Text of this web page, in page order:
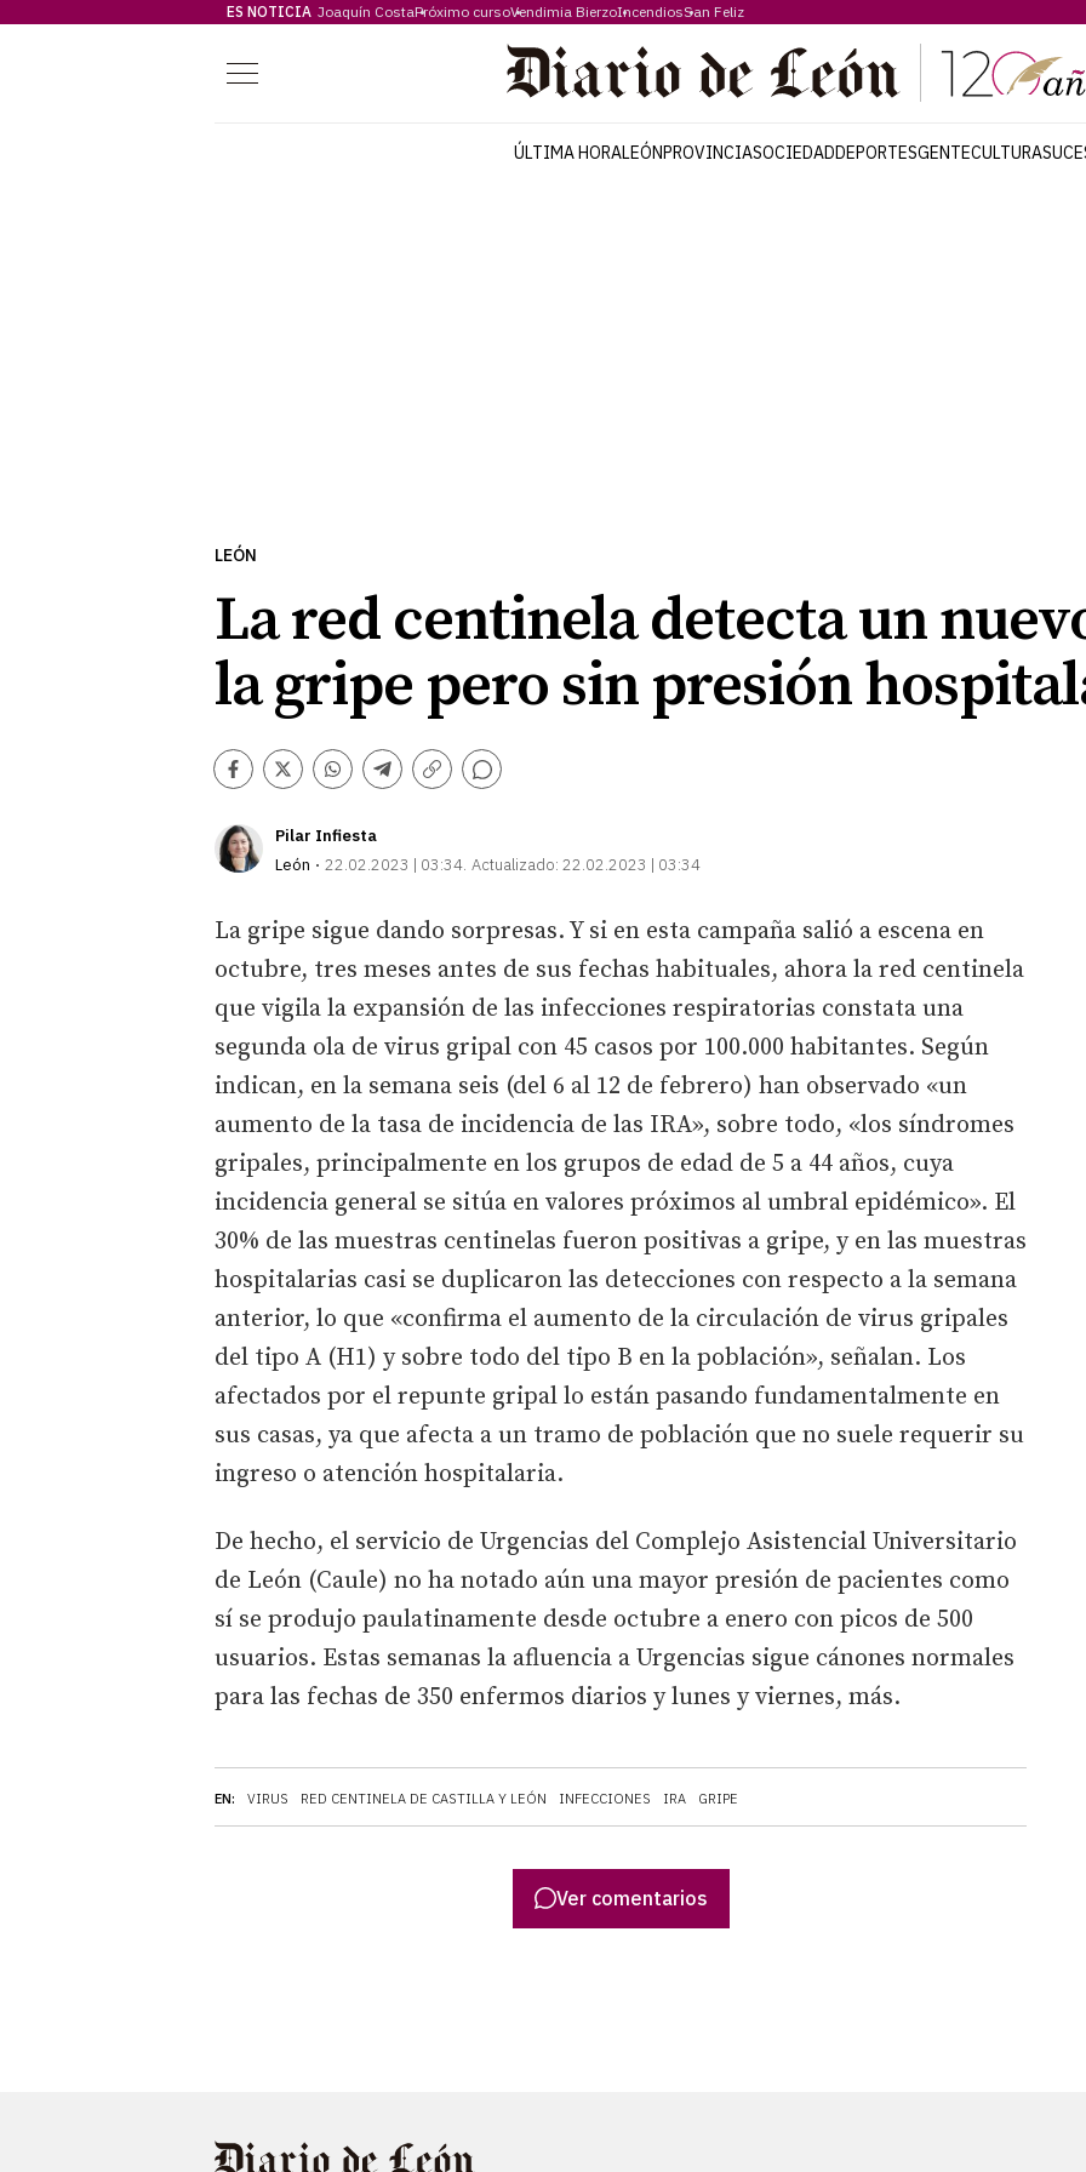
ES NOTICIA Joaquín CostaPróximo cursoVendimia BierzoIncendiosSan Feliz
Menú
ÚLTIMA HORALEÓNPROVINCIASOCIEDADDEPORTESGENTECULTURA
LEÓN
La red centinela detecta un
la gripe pero sin presión
Facebook
TwitterWhatsapp
Telegram
Copiar
Comentarios
Pilar Infiesta
León
22.02.2023 | 03:34 Actualizado: 22.02.2023 | 03:34
EN: VIRUS RED CENTINELA DE CASTILLA Y LEÓN INFECCIONES IRA GRIPE
La gripe sigue dando sorpresas. Y si en esta campaña salió a escena en
octubre, tres meses antes de sus fechas habituales, ahora la red centinela
que vigila la expansión de las infecciones respiratorias constata una
segunda ola de virus gripal con 45 casos por 100.000 habitantes. Según
indican, en la semana seis (del 6 al 12 de febrero) han observado «un
aumento de la tasa de incidencia de las IRA», sobre todo, «los síndromes
gripales, principalmente en los grupos de edad de 5 a 44 años, cuya
incidencia general se sitúa en valores próximos al umbral epidémico». El
30% de las muestras centinelas fueron positivas a gripe, y en las muestras
hospitalarias casi se duplicaron las detecciones con respecto a la semana
anterior, lo que «confirma el aumento de la circulación de virus gripales
del tipo A (H1) y sobre todo del tipo B en la población», señalan. Los
afectados por el repunte gripal lo están pasando fundamentalmente en
sus casas, ya que afecta a un tramo de población que no suele requerir su
ingreso o atención hospitalaria.
De hecho, el servicio de Urgencias del Complejo Asistencial Universitario
de León (Caule) no ha notado aún una mayor presión de pacientes como
sí se produjo paulatinamente desde octubre a enero con picos de 500
usuarios. Estas semanas la afluencia a Urgencias sigue cánones normales
para las fechas de 350 enfermos diarios y lunes y viernes, más.
Ver comentarios